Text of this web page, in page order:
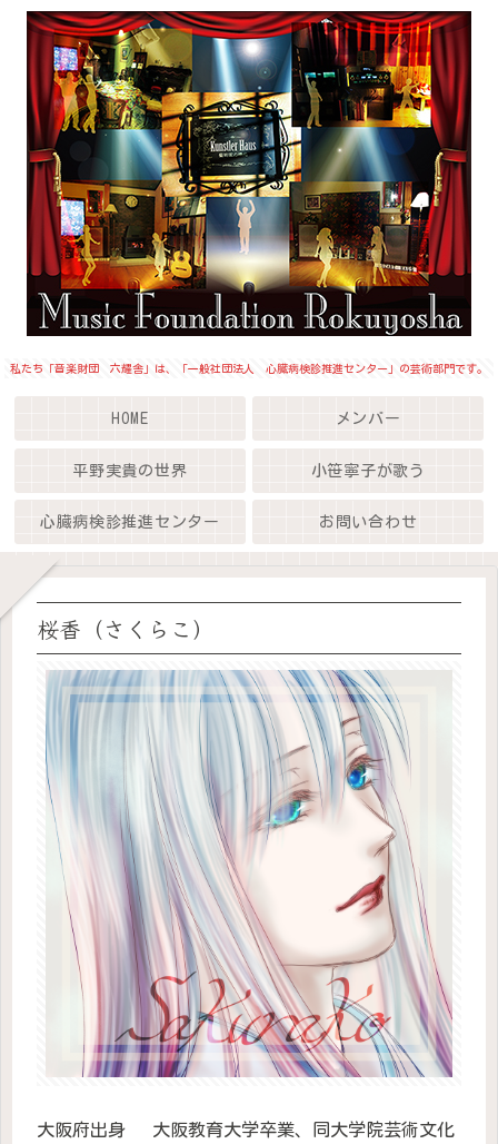
私たち「音楽財団 六耀舎」は、「一般社団法人 心臓病検診推進センター」の芸術部門です。
HOME メンバー
平野実貴の世界 小笹寧子が歌う
心臓病検診推進センター お問い合わせ
桜香（さくらこ）
大阪府出身 大阪教育大学卒業、同大学院芸術文化